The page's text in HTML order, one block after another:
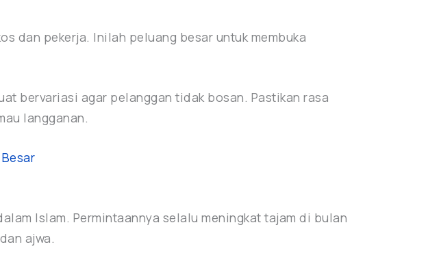
dan pekerja. Inilah peluang besar untuk membuka
bervariasi agar pelanggan tidak bosan. Pastikan rasa
langganan.
Islam. Permintaannya selalu meningkat tajam di bulan
ajwa.